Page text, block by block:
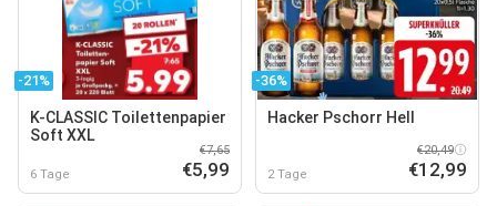
-21%
K-CLASSIC Toilettenpapier
Soft XXL
6 Tage
€7,65
€5,99
-36%
Hacker Pschorr Hell
2 Tage
€20,49
€12,99